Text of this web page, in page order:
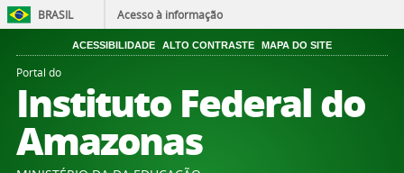
BRASIL Acesso à informação
ACESSIBILIDADE ALTO CONTRASTE MAPA DO SITE
Portal do
Instituto Federal do
Amazonas